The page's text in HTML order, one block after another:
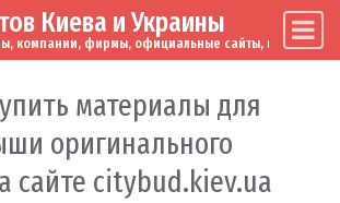
Киева и Украины
компании, фирмы, официальные сайты, мировые
материалы для
оригинального
сайте citybud.kiev.ua